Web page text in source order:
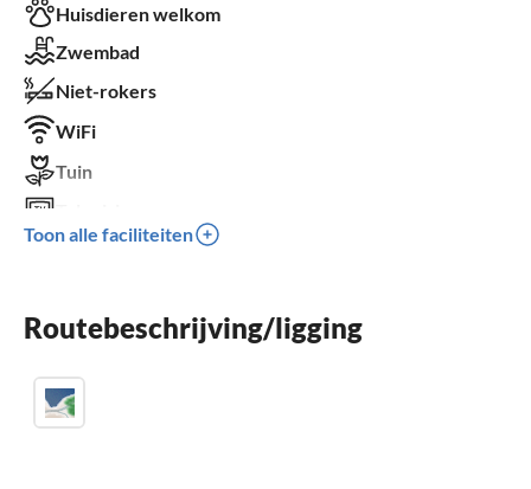
Huisdieren welkom
Zwembad
Niet-rokers
WiFi
Tuin
Terras
Wasmachine
Toon alle faciliteiten
Routebeschrijving/ligging